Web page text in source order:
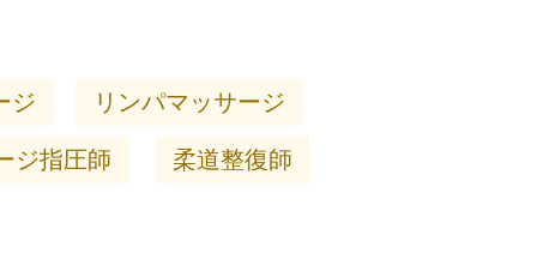
ジ
リンパマッサージ
ジ指圧師
柔道整復師